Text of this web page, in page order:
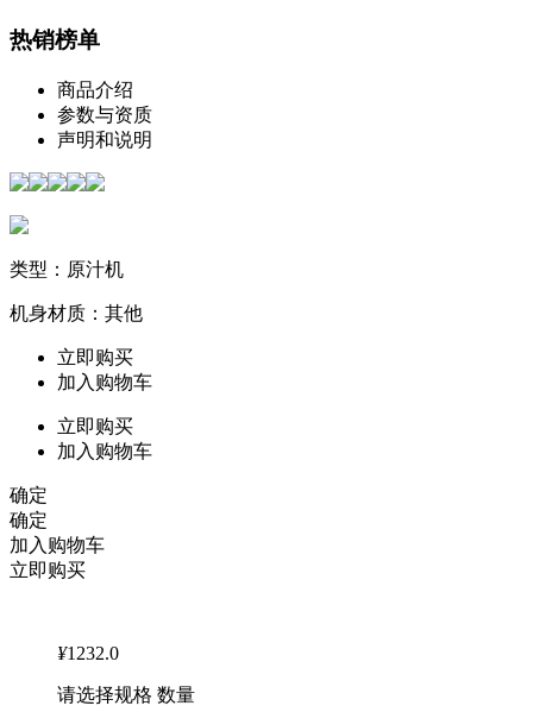
热销榜单
商品介绍
参数与资质
声明和说明
类型：原汁机
机身材质：其他
立即购买
加入购物车
立即购买
加入购物车
确定
确定
加入购物车
立即购买
¥1232.0
请选择规格 数量